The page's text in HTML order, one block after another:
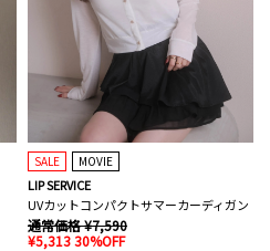
SALE MOVIE
LIP SERVICE
UVカットコンパクトサマーカーディガン
通常価格 ¥7,590
¥5,313 30%OFF